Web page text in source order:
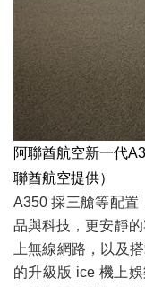
阿聯酋航空新一代
聯酋航空提供）
A350 採三艙等配置
品與科技，更安靜
上無線網路，以及
的升級版 ice 機上